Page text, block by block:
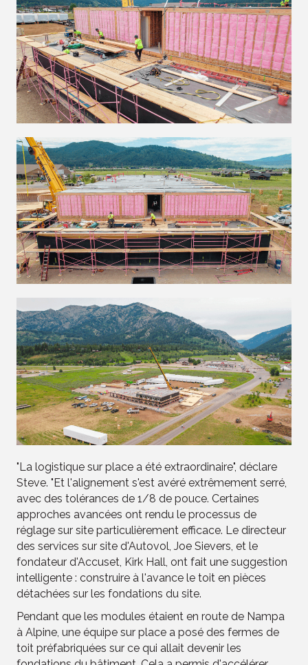
"La logistique sur place a été extraordinaire", déclare
Steve. "Et l'alignement s'est avéré extrêmement serré,
avec des tolérances de 1/8 de pouce. Certaines
approches avancées ont rendu le processus de
réglage sur site particulièrement efficace. Le directeur
des services sur site d'Autovol, Joe Sievers, et le
fondateur d'Accuset, Kirk Hall, ont fait une suggestion
intelligente : construire à l'avance le toit en pièces
détachées sur les fondations du site.
Pendant que les modules étaient en route de Nampa
à Alpine, une équipe sur place a posé des fermes de
toit préfabriquées sur ce qui allait devenir les